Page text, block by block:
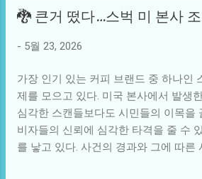
러한 발전에 어떤 영향을 미쳤을지 상상
경에서의 적응 과정 속에서 각 아종은
술이나 도구를 발전시켰을 것이다. 농
서는 특화된 무기가 발달했을 것이며,
영한 문명의 발전으로 이어졌을 것이
적 접근은 시간이 지남에 따라 서로 영향
에게만 나타난다고 한다. 이 마을에서는
겨진 신비한 장소를 찾아 나섰다. 이 대
것이 아닌, 자신의 꿈과 미래를 찾기 위
이들 중 한 명인 지우 역시 이 대회에 참
지우는 평범한 소년이었다. 자신감이
한 첫 발도 내딛지 못하는 그였다. 매년
구들과는 달리, 지우는 그저 그들을 바
🐉 큰거 떴다…스벅 미 본사
- 5월 23, 2026
가장 인기 있는 커피 브랜드 중 하나인
제를 모으고 있다. 미국 본사에서 발생
심각한 스캔들보다도 시민들의 이목을
비자들의 신뢰에 심각한 타격을 줄 수
를 낳고 있다. 사건의 경과와 그에 따른